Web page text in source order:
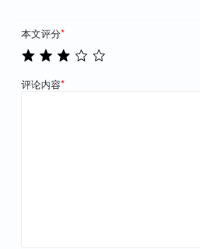
本文评分*
评论内容*